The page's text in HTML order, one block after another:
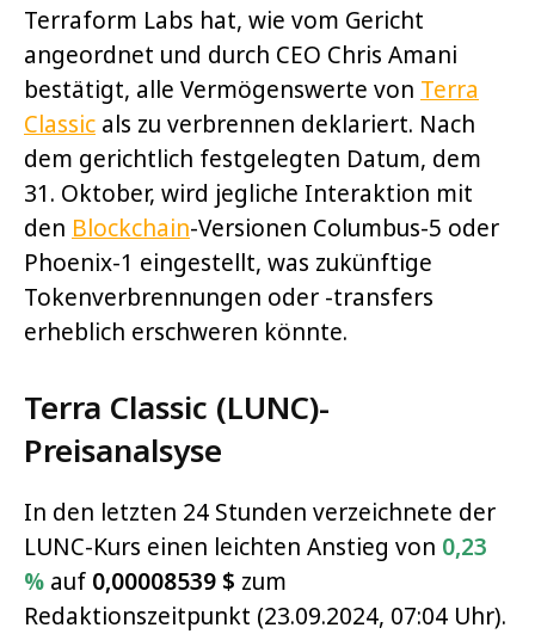
Terraform Labs hat, wie vom Gericht
angeordnet und durch CEO Chris Amani
bestätigt, alle Vermögenswerte von Terra
Classic als zu verbrennen deklariert. Nach
dem gerichtlich festgelegten Datum, dem
31. Oktober, wird jegliche Interaktion mit
den Blockchain-Versionen Columbus-5 oder
Phoenix-1 eingestellt, was zukünftige
Tokenverbrennungen oder -transfers
erheblich erschweren könnte.
Terra Classic (LUNC)-
Preisanalsyse
In den letzten 24 Stunden verzeichnete der
LUNC-Kurs einen leichten Anstieg von 0,23
% auf 0,00008539 $ zum
Redaktionszeitpunkt (23.09.2024, 07:04 Uhr).